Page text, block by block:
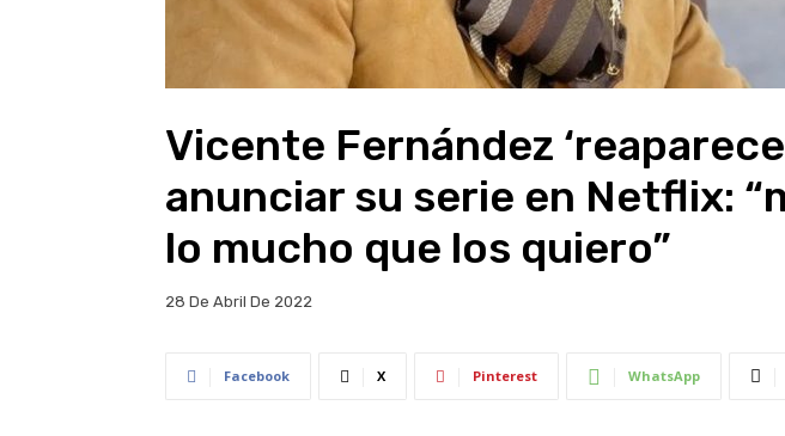
Vicente Fernández
anunciar su serie en Netflix:
lo mucho que los quiero”
28 De Abril De 2022
Facebook X Pinterest WhatsApp